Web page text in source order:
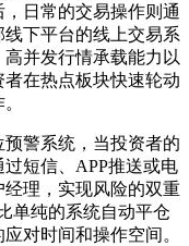
日常的交易操作则通
下平台的线上交易系
并发行情承载能力以
在热点板块快速轮动
警系统，当投资者的
短信、APP推送或电
理，实现风险的双重
单纯的系统自动平仓
对时间和操作空间。